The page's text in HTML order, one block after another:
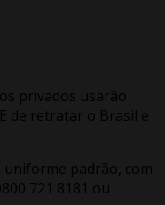
privados usarão
de retratar o Brasil e
uniforme padrão, com
721 8181 ou